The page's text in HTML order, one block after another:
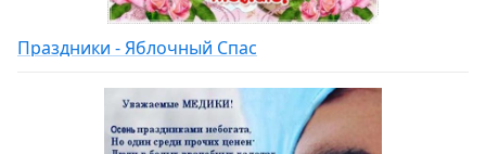
Праздники - Яблочный Спас